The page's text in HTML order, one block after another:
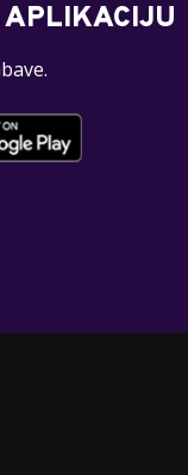
APLIKACIJU